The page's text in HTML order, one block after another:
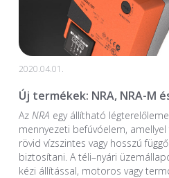
2020.04.01.
Új termékek: NRA, NRA-M
Az NRA egy állítható
mennyezeti befúvóelem,
rövid vízszintes vagy hosszú
biztosítani. A téli–nyári
kézi állítással, motoros vagy